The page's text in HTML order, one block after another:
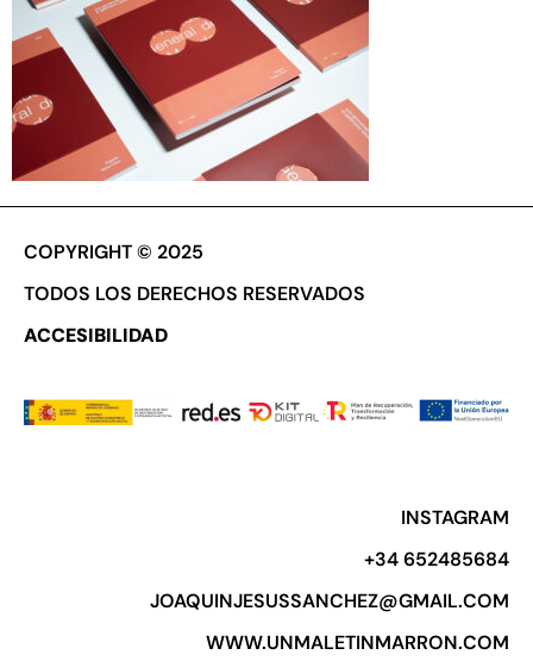
COPYRIGHT © 2025
TODOS LOS DERECHOS RESERVADOS
ACCESIBILIDAD
INSTAGRAM
+34 652485684​
JOAQUINJESUSSANCHEZ@GMAIL.COM
WWW.UNMALETINMARRON.COM​